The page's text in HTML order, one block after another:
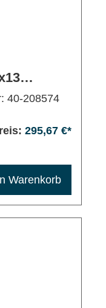
L
40-208574
295,67 €*
Warenkorb